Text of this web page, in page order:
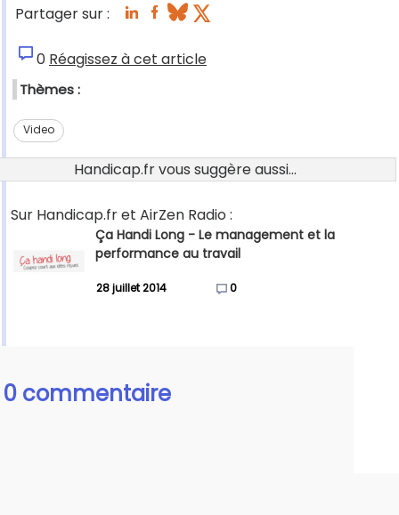
Partager sur :
0 Réagissez à cet article
Thèmes :
Video
Handicap.fr vous suggère aussi...
Sur Handicap.fr et AirZen Radio :
Ça Handi Long - Le management et la
performance au travail
28 juillet 2014 0
0 commentaire